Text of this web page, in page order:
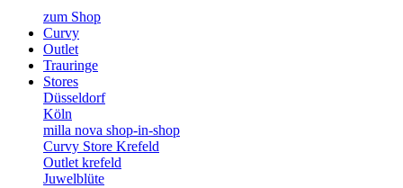
zum Shop
Curvy
Outlet
Trauringe
Stores
Düsseldorf
Köln
milla nova shop-in-shop
Curvy Store Krefeld
Outlet krefeld
Juwelblüte